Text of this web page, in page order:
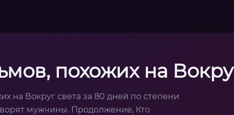
похожих на
на Вокруг света за 80 дней по степени
мужчины. Продолжение, Кто